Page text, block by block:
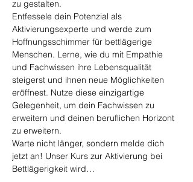
zu gestalten.
Entfessele dein Potenzial als
Aktivierungsexperte und werde zum
Hoffnungsschimmer für bettlägerige
Menschen. Lerne, wie du mit Empathie
und Fachwissen ihre Lebensqualität
steigerst und ihnen neue Möglichkeiten
eröffnest. Nutze diese einzigartige
Gelegenheit, um dein Fachwissen zu
erweitern und deinen beruflichen Horizont
zu erweitern.
Warte nicht länger, sondern melde dich
jetzt an! Unser Kurs zur Aktivierung bei
Bettlägerigkeit wird…